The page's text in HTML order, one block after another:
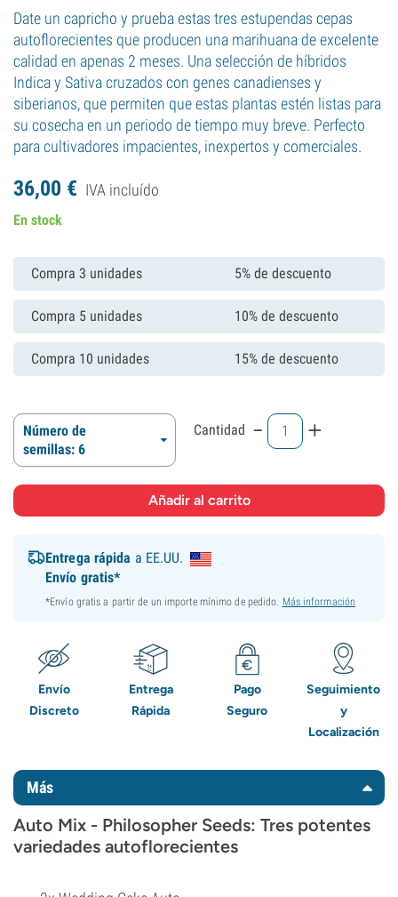
Date un capricho y prueba estas tres estupendas cepas
autoflorecientes que producen una marihuana de excelente
calidad en apenas 2 meses. Una selección de híbridos
Indica y Sativa cruzados con genes canadienses y
siberianos, que permiten que estas plantas estén listas para
su cosecha en un periodo de tiempo muy breve. Perfecto
para cultivadores impacientes, inexpertos y comerciales.
36,00 € IVA incluído
En stock
Compra 3 unidades 5% de descuento
Compra 5 unidades 10% de descuento
Compra 10 unidades 15% de descuento
Número de
semillas: 6
Cantidad - +
Entrega rápida a EE.UU.
Envío gratis*
*Envío gratis a partir de un importe mínimo de pedido. Más información
Envío
Discreto
Entrega
Rápida
Pago
Seguro
Seguimiento
y
Localización
Más
Auto Mix - Philosopher Seeds: Tres potentes
variedades autoflorecientes